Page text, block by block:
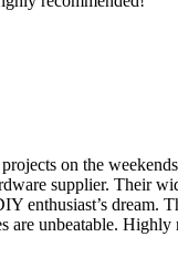
on the
supplier. Their
enthusiast’s dream.
are unbeatable. Highly